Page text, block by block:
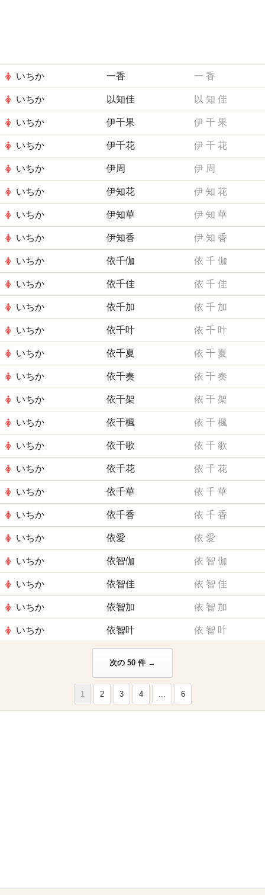
いちか 一香 一 香
いちか 以知佳 以 知 佳
いちか 伊千果 伊 千 果
いちか 伊千花 伊 千 花
いちか 伊周 伊 周
いちか 伊知花 伊 知 花
いちか 伊知華 伊 知 華
いちか 伊知香 伊 知 香
いちか 依千伽 依 千 伽
いちか 依千佳 依 千 佳
いちか 依千加 依 千 加
いちか 依千叶 依 千 叶
いちか 依千夏 依 千 夏
いちか 依千奏 依 千 奏
いちか 依千架 依 千 架
いちか 依千楓 依 千 楓
いちか 依千歌 依 千 歌
いちか 依千花 依 千 花
いちか 依千華 依 千 華
いちか 依千香 依 千 香
いちか 依愛 依 愛
いちか 依智伽 依 智 伽
いちか 依智佳 依 智 佳
いちか 依智加 依 智 加
いちか 依智叶 依 智 叶
次の 50 件 →
1 2 3 4 ... 6